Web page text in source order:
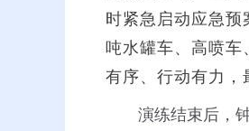
时紧急启动应急
吨水罐车、高喷车
有序、行动有力，
演练结束后，